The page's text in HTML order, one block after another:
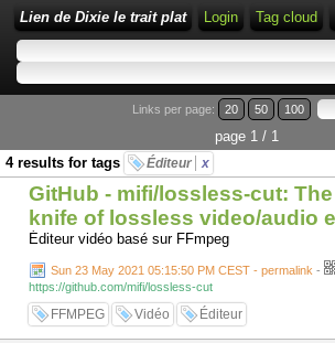
Lien de Dixie le trait plat Login Tag cloud
Links per page: 20 50 100
page 1 / 1
4 results for tags
Éditeur x
GitHub - mifi/lossless-cut:
knife of lossless video/audio
Éditeur vidéo basé sur FFmpeg
Sun 23 May 2021 05:15:50 PM CEST - permalink -
https://github.com/mifi/lossless-cut
FFMPEG Vidéo Éditeur